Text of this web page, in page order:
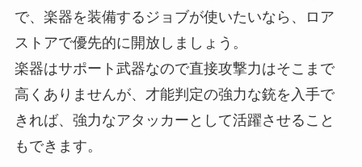
で、楽器を装備するジョブが使いたいなら、ロア
ストアで優先的に開放しましょう。
楽器はサポート武器なので直接攻撃力はそこまで
高くありませんが、才能判定の強力な銃を入手で
きれば、強力なアタッカーとして活躍させること
もできます。